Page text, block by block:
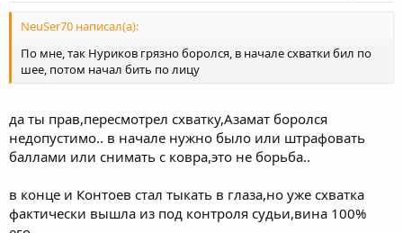
NeuSer70 написал(а):
По мне, так Нуриков грязно боролся, в начале схватки бил по
шее, потом начал бить по лицу
да ты прав,пересмотрел схватку,Азамат боролся
недопустимо.. в начале нужно было или штрафовать
баллами или снимать с ковра,это не борьба..
в конце и Контоев стал тыкать в глаза,но уже схватка
фактически вышла из под контроля судьи,вина 100%